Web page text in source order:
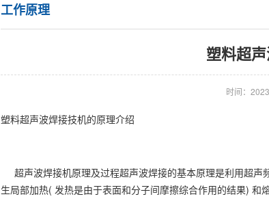
工作原理
塑料超
时间：
塑料超声波焊接技机的原理介绍
超声波焊接机原理及过程超声波焊接的基本原理是利用超声
生局部加热( 发热是由于表面和分子间摩擦综合作用的结果) 和